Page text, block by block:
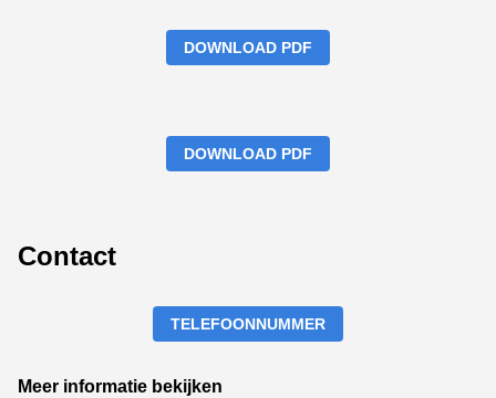
DOWNLOAD PDF
DOWNLOAD PDF
Contact
TELEFOONNUMMER
Meer informatie bekijken